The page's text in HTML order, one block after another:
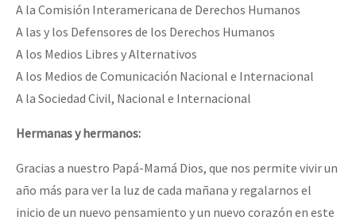
A la Comisión Interamericana de Derechos Humanos
A las y los Defensores de los Derechos Humanos
A los Medios Libres y Alternativos
A los Medios de Comunicación Nacional e Internacional
A la Sociedad Civil, Nacional e Internacional
Hermanas y hermanos:
Gracias a nuestro Papá-Mamá Dios, que nos permite vivir un
año más para ver la luz de cada mañana y regalarnos el
inicio de un nuevo pensamiento y un nuevo corazón en este